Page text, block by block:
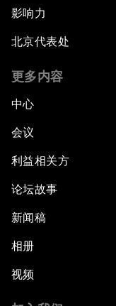
影响力
北京代表处
更多内容
中心
会议
利益相关方
论坛故事
新闻稿
相册
视频